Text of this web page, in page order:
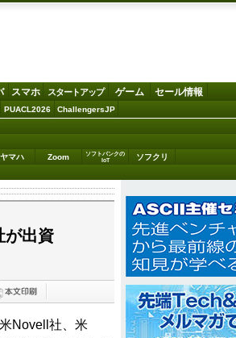
スマホ スタートアップ ゲーム セール情報
PUACL2026 ChallengersJP
ヤマハ Zoom
ソフトバンクの
IoT
ソフクリ
が出資
Novell社、米